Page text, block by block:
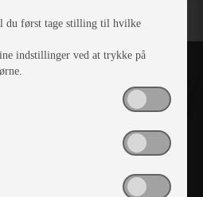
A/S
SØ
du først tage stilling til hvilke
indstillinger ved at trykke på